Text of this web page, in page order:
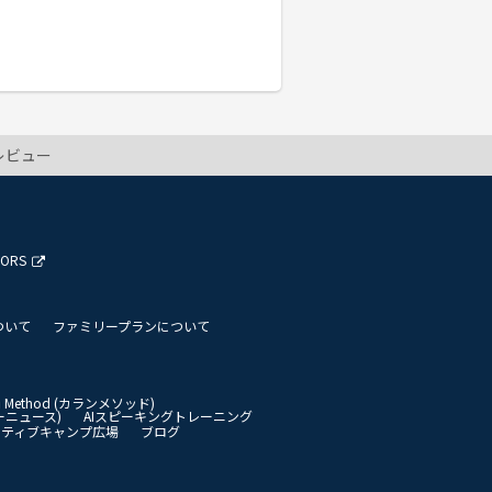
ュー
いて ファミリープランについて
Method (カランメソッド)
ニュース)
AIスピーキングトレーニング
ィブキャンプ広場 ブログ